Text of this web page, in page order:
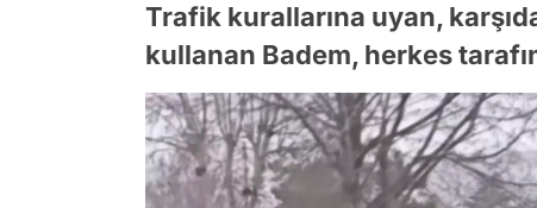
Trafik kurallarına uyan,
kullanan Badem, herkes